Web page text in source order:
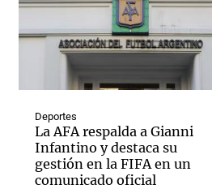
Deportes
La AFA respalda a Gianni
Infantino y destaca su
gestión en la FIFA en un
comunicado oficial
Notas